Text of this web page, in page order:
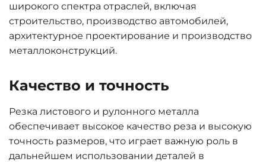
широкого спектра отраслей, включая
строительство, производство автомобилей,
архитектурное проектирование и производство
металлоконструкций.
Качество и точность
Резка листового и рулонного металла
обеспечивает высокое качество реза и высокую
точность размеров, что играет важную роль в
дальнейшем использовании деталей в